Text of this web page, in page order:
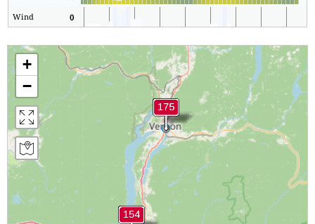
Wind 0
+
−